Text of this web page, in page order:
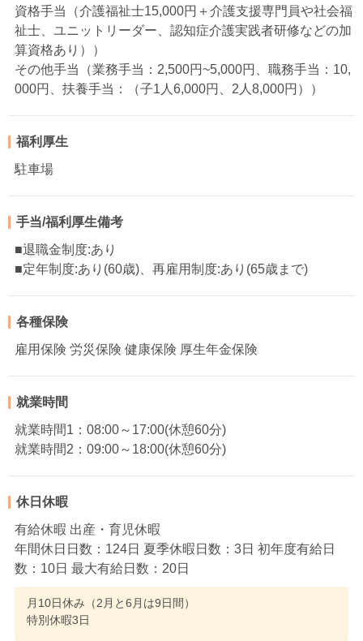
資格手当（介護福祉士15,000円＋介護支援専門員や社会福
祉士、ユニットリーダー、認知症介護実践者研修などの加
算資格あり））
その他手当（業務手当：2,500円~5,000円、職務手当：10,
000円、扶養手当：（子1人6,000円、2人8,000円））
福利厚生
駐車場
手当/福利厚生備考
■退職金制度:あり
■定年制度:あり(60歳)、再雇用制度:あり(65歳まで)
各種保険
雇用保険 労災保険 健康保険 厚生年金保険
就業時間
就業時間1：08:00～17:00(休憩60分)
就業時間2：09:00～18:00(休憩60分)
休日休暇
有給休暇 出産・育児休暇
年間休日日数：124日 夏季休暇日数：3日 初年度有給日
数：10日 最大有給日数：20日
月10日休み（2月と6月は9日間）
特別休暇3日